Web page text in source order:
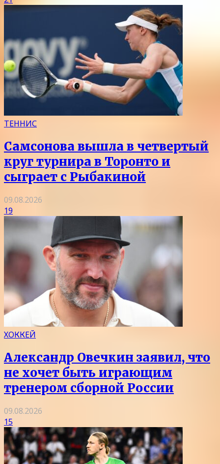
ТЕННИС
Самсонова вышла в четвертый
круг турнира в Торонто и
сыграет с Рыбакиной
09.08.2026
19
ХОККЕЙ
Александр Овечкин заявил, что
не хочет быть играющим
тренером сборной России
09.08.2026
15